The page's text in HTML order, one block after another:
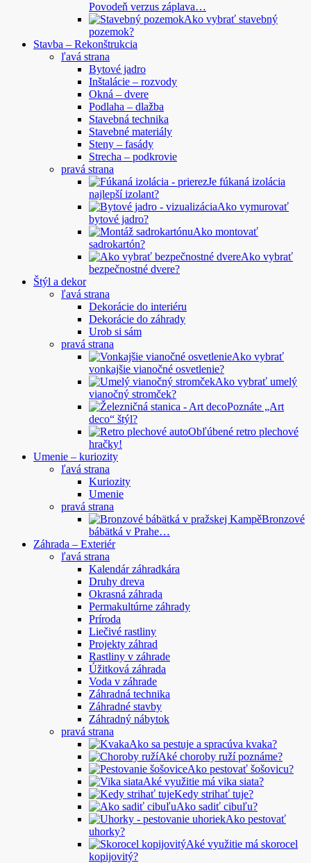
Povodeň verzus záplava…
Ako vybrať stavebný
pozemok?
Stavba – Rekonštrukcia
ľavá strana
Bytové jadro
Inštalácie – rozvody
Okná – dvere
Podlaha – dlažba
Stavebná technika
Stavebné materiály
Steny – fasády
Strecha – podkrovie
pravá strana
Je fúkaná izolácia
najlepší izolant?
Ako vymurovať
bytové jadro?
Ako montovať
sadrokartón?
Ako vybrať
bezpečnostné dvere?
Štýl a dekor
ľavá strana
Dekorácie do interiéru
Dekorácie do záhrady
Urob si sám
pravá strana
Ako vybrať
vonkajšie vianočné osvetlenie?
Ako vybrať umelý
vianočný stromček?
Poznáte „Art
deco“ štýl?
Obľúbené retro plechové
hračky!
Umenie – kuriozity
ľavá strana
Kuriozity
Umenie
pravá strana
Bronzové
bábätká v Prahe…
Záhrada – Exteriér
ľavá strana
Kalendár záhradkára
Druhy dreva
Okrasná záhrada
Permakultúrne záhrady
Príroda
Liečivé rastliny
Projekty záhrad
Rastliny v záhrade
Úžitková záhrada
Voda v záhrade
Záhradná technika
Záhradné stavby
Záhradný nábytok
pravá strana
Ako sa pestuje a spracúva kvaka?
Aké choroby ruží poznáme?
Ako pestovať šošovicu?
Aké využitie má vika siata?
Kedy strihať tuje?
Ako sadiť cibuľu?
Ako pestovať
uhorky?
Aké využitie má skorocel
kopijovitý?